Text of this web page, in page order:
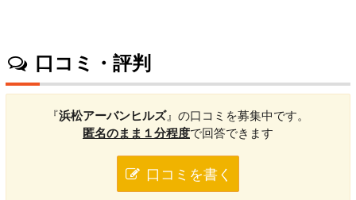
口コミ・評判
『浜松アーバンヒルズ』の口コミを募集中です。
匿名のまま１分程度で回答できます
口コミを書く